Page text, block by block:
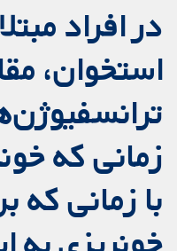
در افراد
استخوان،
زمانی که
با زمانی که